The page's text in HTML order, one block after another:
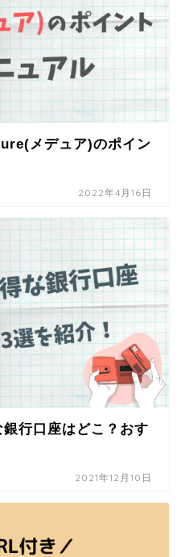
メデュア)のポイン
2022年4月16日
行口座はどこ？おす
2021年12月10日